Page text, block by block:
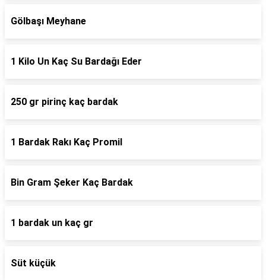
Gölbaşı Meyhane
1 Kilo Un Kaç Su Bardağı Eder
250 gr pirinç kaç bardak
1 Bardak Rakı Kaç Promil
Bin Gram Şeker Kaç Bardak
1 bardak un kaç gr
Süt küçük